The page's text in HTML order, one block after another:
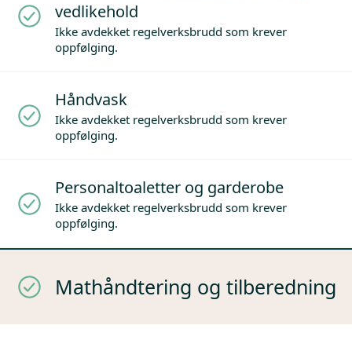
vedlikehold
Ikke avdekket regelverksbrudd som krever
oppfølging.
Håndvask
Ikke avdekket regelverksbrudd som krever
oppfølging.
Personaltoaletter og garderobe
Ikke avdekket regelverksbrudd som krever
oppfølging.
Mathåndtering og tilberedning